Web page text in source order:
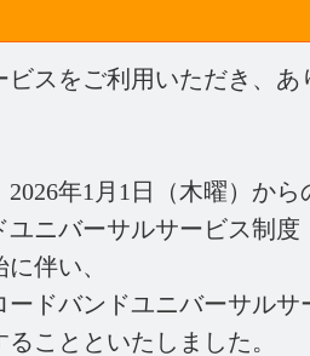
ビスをご利用いただき、あ
年1月1日（木曜）から
ユニバーサルサービス制
伴い、
ードバンドユニバーサルサ
ことといたしました。